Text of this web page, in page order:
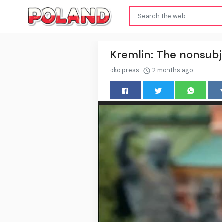
Kremlin: The
oko.press 2 months ago